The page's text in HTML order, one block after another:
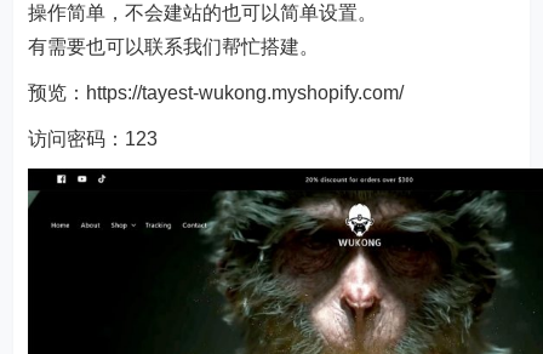
操作简单，不会建站的也可以简单设置。
有需要也可以联系我们帮忙搭建。
预览：https://tayest-wukong.myshopify.com/
访问密码：123